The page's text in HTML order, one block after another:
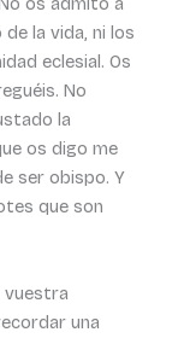
la vida, ni los
eclesial. Os
No
la
os digo me
ser obispo. Y
que son
vuestra
una